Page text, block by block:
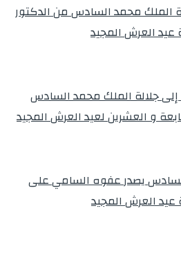
الملك محمد السادس من الدكتور
عيد العرش المجيد
إلى جلالة الملك محمد السادس
و العشرين لعيد العرش المجيد
يصدر عفوه السامي على